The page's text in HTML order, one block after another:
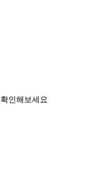
인해보세요